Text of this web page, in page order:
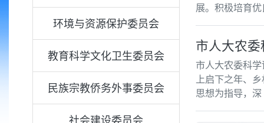
环境与资源保护委员会
教育科学文化卫生委员会
民族宗教侨务外事委员会
社会建设委员会
展。积极培育
市人大农
市人大农委科
上启下之年、
思想为指导，深